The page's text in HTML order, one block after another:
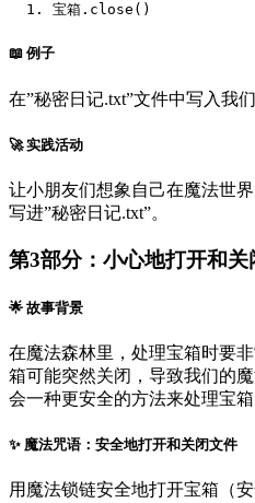
宝箱. close ()
📖 例子
在”秘密日记.txt”文件中写入我
🚀 实践活动
让小朋友们想象自己在魔法世
写进”秘密日记.txt”。
第3部分：小心地打开和
🌟 故事背景
在魔法森林里，处理宝箱时要
箱可能突然关闭，导致我们的
会一种更安全的方法来处理宝箱
✨ 魔法咒语：安全地打开和关闭文件
用魔法锁链安全地打开宝箱（